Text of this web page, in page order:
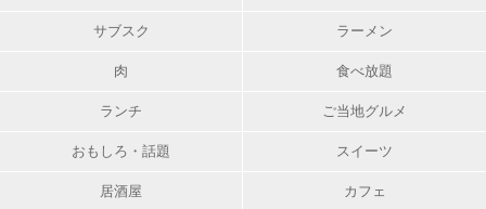
サブスク ラーメン
肉 食べ放題
ランチ ご当地グルメ
おもしろ・話題 スイーツ
居酒屋 カフェ